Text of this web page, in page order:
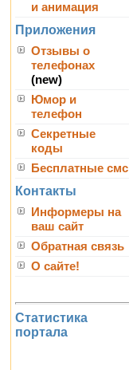
и анимация
Приложения
Отзывы о
телефонах
(new)
Юмор и
телефон
Секретные
коды
Бесплатные смс
Контакты
Информеры на
ваш сайт
Обратная связь
О сайте!
Статистика
портала